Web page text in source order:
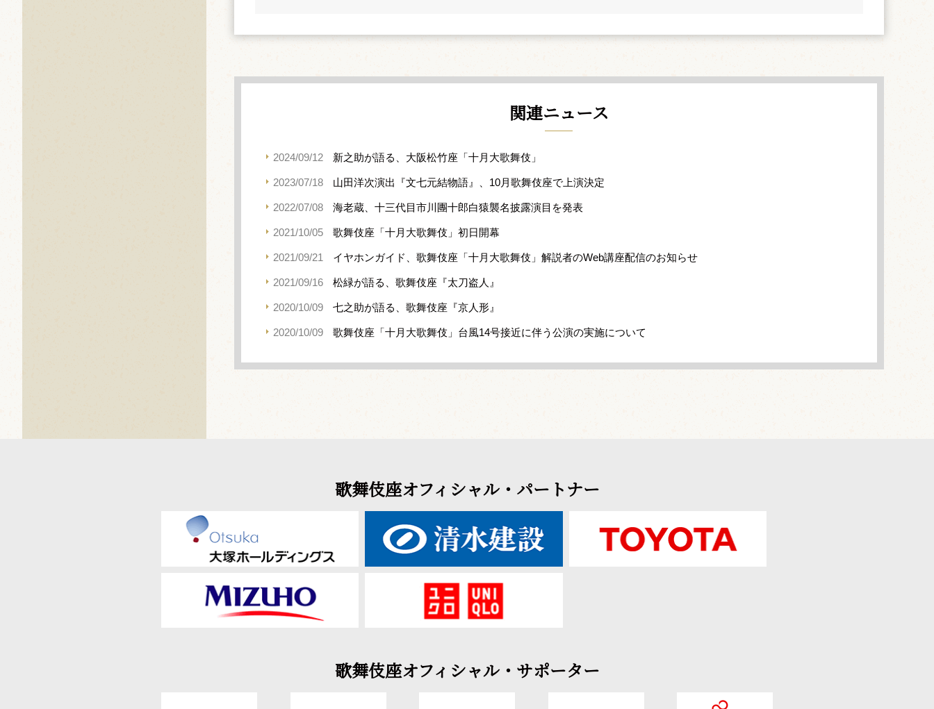
関連ニュース
2024/09/12 新之助が語る、大阪松竹座「十月大歌舞伎」
2023/07/18 山田洋次演出『文七元結物語』、10月歌舞伎座で上演決定
2022/07/08 海老蔵、十三代目市川團十郎白猿襲名披露演目を発表
2021/10/05 歌舞伎座「十月大歌舞伎」初日開幕
2021/09/21 イヤホンガイド、歌舞伎座「十月大歌舞伎」解説者のWeb講座配信のお知らせ
2021/09/16 松緑が語る、歌舞伎座『太刀盗人』
2020/10/09 七之助が語る、歌舞伎座『京人形』
2020/10/09 歌舞伎座「十月大歌舞伎」台風14号接近に伴う公演の実施について
歌舞伎座オフィシャル・パートナー
歌舞伎座オフィシャル・サポーター